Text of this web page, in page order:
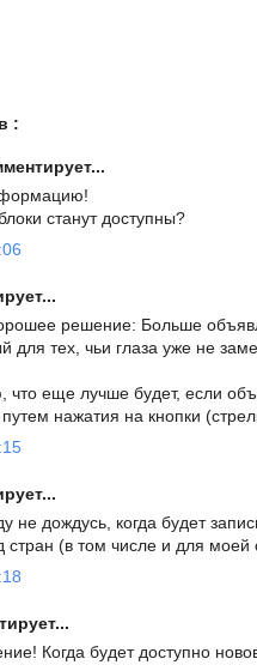
:
станут доступны?
решение: Больше
для тех, чьи глаза уже не
еще лучше будет, если
нажатия на кнопки
не дождусь, когда будет
стран (в том числе и для моей
Когда будет доступно